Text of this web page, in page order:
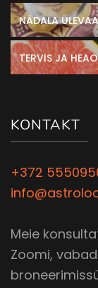
NÄDALA
TERVIS JA
KONTAKT
+372
Meie
Zoomi,